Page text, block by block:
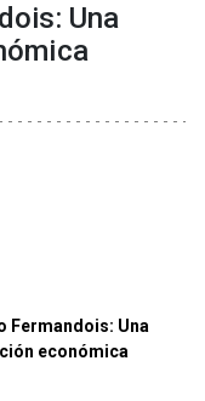
Una
Fermandois: Una
económica